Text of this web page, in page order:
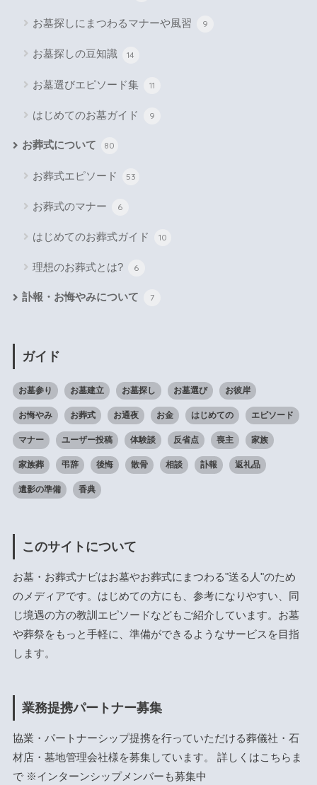
お墓探しにまつわるマナーや風習 9
お墓探しの豆知識 14
お墓選びエピソード集 11
はじめてのお墓ガイド 9
お葬式について 80
お葬式エピソード 53
お葬式のマナー 6
はじめてのお葬式ガイド 10
理想のお葬式とは? 6
訃報・お悔やみについて 7
ガイド
お墓参り お墓建立 お墓探し お墓選び お彼岸
お悔やみ お葬式 お通夜 お金 はじめての エピソード
マナー ユーザー投稿 体験談 反省点 喪主 家族
家族葬 弔辞 後悔 散骨 相談 訃報 返礼品
遺影の準備 香典
このサイトについて
お墓・お葬式ナビはお墓やお葬式にまつわる"送る人"のため
のメディアです。はじめての方にも、参考になりやすい、同
じ境遇の方の教訓エピソードなどもご紹介しています。お墓
や葬祭をもっと手軽に、準備ができるようなサービスを目指
します。
業務提携パートナー募集
協業・パートナーシップ提携を行っていただける葬儀社・石
材店・墓地管理会社様を募集しています。 詳しくはこちら ま
で ※インターンシップメンバーも募集中